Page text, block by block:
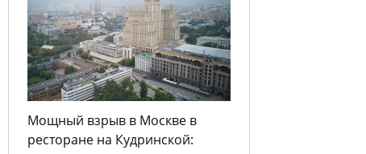
Мощный взрыв в Москве в
ресторане на Кудринской: